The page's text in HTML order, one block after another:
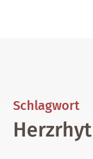
Schlagwort